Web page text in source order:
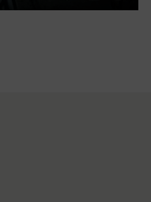
Mute Settings
PIP
Enter